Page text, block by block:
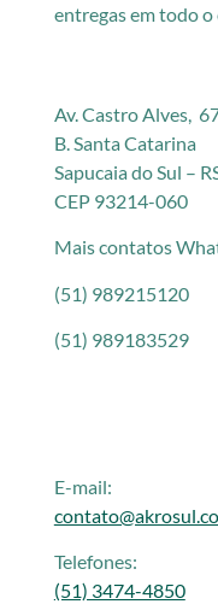
entregas em todo o
Av. Castro Alves,
B. Santa Catarina
Sapucaia do Sul –
CEP 93214-060
Mais contatos
(51) 989215120
(51) 989183529
E-mail:
Telefones:
(51) 3474-4850